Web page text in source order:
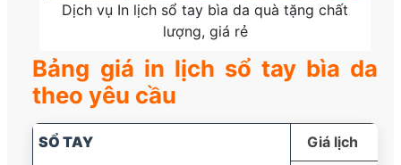
Dịch vụ In lịch sổ tay bìa da quà tặng chất
lượng, giá rẻ
Bảng giá in lịch sổ tay bìa da
theo yêu cầu
SỔ TAY Giá lịch